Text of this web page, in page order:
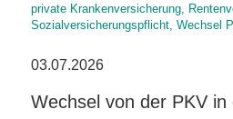
private Krankenversicherung,
Sozialversicherungspflicht, Wechsel
03.07.2026
Wechsel von der PKV in